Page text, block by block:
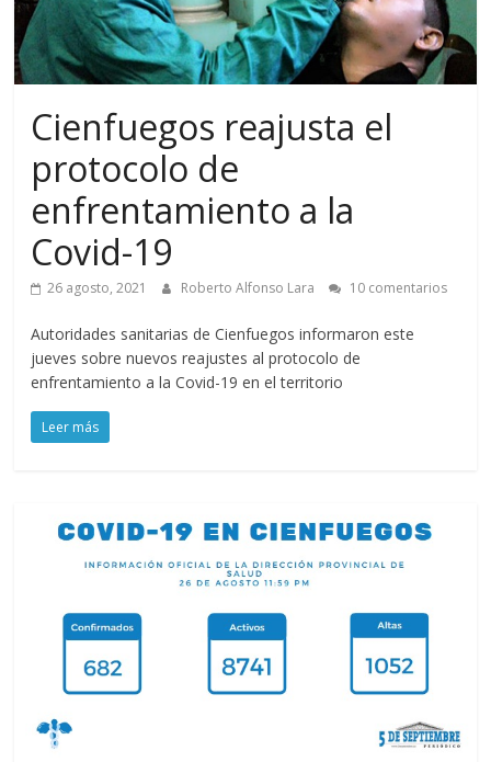
Cienfuegos reajusta el
protocolo de
enfrentamiento a la
Covid-19
26 agosto, 2021 Roberto Alfonso Lara 10 comentarios
Autoridades sanitarias de Cienfuegos informaron este
jueves sobre nuevos reajustes al protocolo de
enfrentamiento a la Covid-19 en el territorio
Leer más